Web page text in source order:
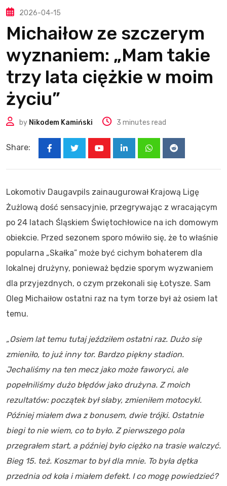
2026-04-15
Michaiłow ze szczerym
wyznaniem: „Mam takie
trzy lata ciężkie w moim
życiu”
by Nikodem Kamiński 3 minutes read
Share:
LinkedInWhatsappReddit
Lokomotiv Daugavpils zainaugurował Krajową Ligę
Żużlową dość sensacyjnie, przegrywając z wracającym
po 24 latach Śląskiem Świętochłowice na ich domowym
obiekcie. Przed sezonem sporo mówiło się, że to właśnie
popularna „Skałka” może być cichym bohaterem dla
lokalnej drużyny, ponieważ będzie sporym wyzwaniem
dla przyjezdnych, o czym przekonali się Łotysze. Sam
Oleg Michaiłow ostatni raz na tym torze był aż osiem lat
temu.
„Osiem lat temu tutaj jeździłem ostatni raz. Dużo się
zmieniło, to już inny tor. Bardzo piękny stadion.
Jechaliśmy na ten mecz jako może faworyci, ale
popełniliśmy dużo błędów jako drużyna. Z moich
rezultatów: początek był słaby, zmieniłem motocykl.
Później miałem dwa z bonusem, dwie trójki. Ostatnie
biegi to nie wiem, co to było. Z pierwszego pola
przegrałem start, a później było ciężko na trasie walczyć.
Bieg 15. też. Koszmar to był dla mnie. To była dętka
przednia od koła i miałem defekt. I co mogę powiedzieć?